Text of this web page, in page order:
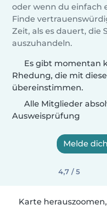
oder wenn du einfach
Finde
Zeit, als es dauert, die
auszuhandeln.
Es gibt momentan
Rhedung, die mit
übereinstimmen.
Alle Mitglieder
Ausweisprüfung
Melde
4,7 / 5
Karte